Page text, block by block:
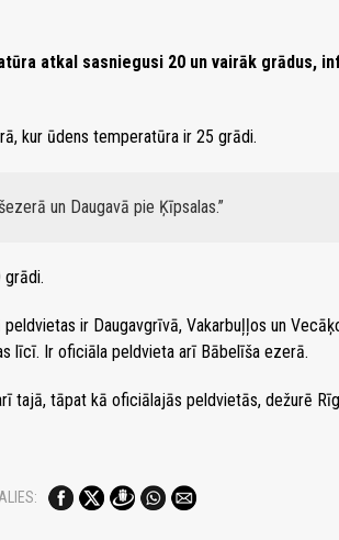
atkal sasniegusi 20 un vairāk grādus,
kur ūdens temperatūra ir 25 grādi.
un Daugavā pie Ķīpsalas.
ir Daugavgrīvā, Vakarbuļļos un
līcī. Ir oficiāla peldvieta arī Bābelīša ezerā.
tajā, tāpat kā oficiālajās peldvietās, dežurē